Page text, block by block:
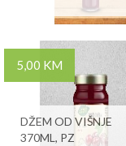
5,00 KM
DŽEM OD VIŠNJE
370ML, PZ